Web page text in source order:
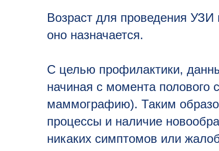
Возраст для проведения УЗИ
оно назначается.
С целью профилактики,
начиная с момента полового
маммографию). Таким
процессы и наличие
никаких симптомов или